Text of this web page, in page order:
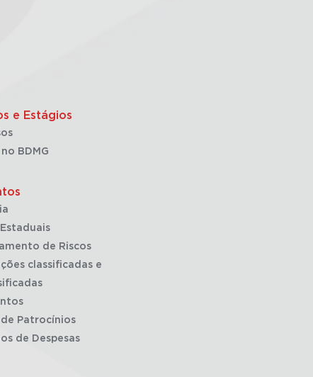
e Estágios
BDMG
de Riscos
classificadas e
Patrocínios
de Despesas